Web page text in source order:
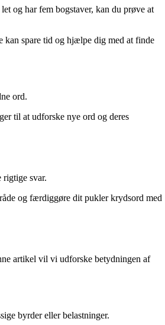
og har fem bogstaver, kan du prøve at
kan spare tid og hjælpe dig med at finde
ord.
til at udforske nye ord og deres
svar.
og færdiggøre dit pukler krydsord med
artikel vil vi udforske betydningen af
byrder eller belastninger.